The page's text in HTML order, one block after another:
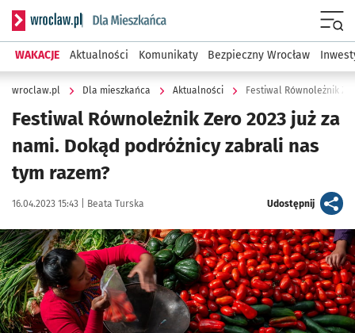
Serwis informacyjny wroclaw.pl podserwis: Dla mieszkańca
WAKACJE Aktualności Komunikaty Bezpieczny Wrocław
wroclaw.pl Dla mieszkańca Aktualności
Festiwal Równoleżnik Zero 2023 już za
nami. Dokąd podróżnicy zabrali nas
tym razem?
Data publikacji:
16.04.2023 15:43 | Autor:
Beata Turska Udostępnijartykuł
Kliknij, aby zobaczyć galerię
Kliknij, aby powiększyć